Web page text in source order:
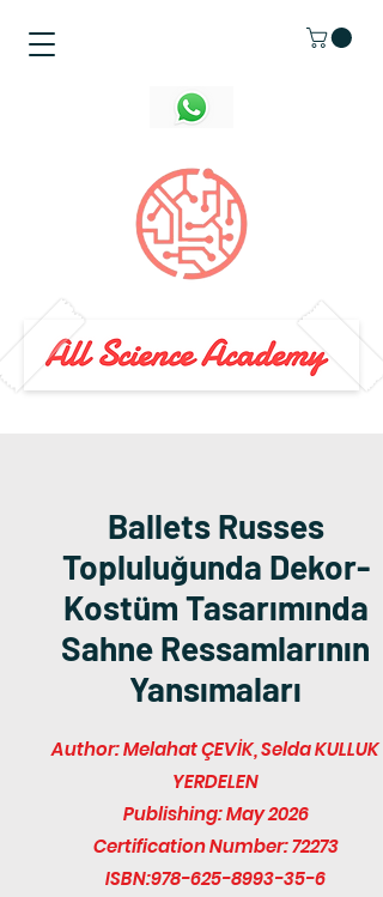
Ballets Russes
Topluluğunda Dekor-
Kostüm Tasarımında
Sahne Ressamlarının
Yansımaları
Author: Melahat ÇEVİK, Selda KULLUK
YERDELEN
Publishing: May 2026
Certification Number: 72273
ISBN:978-625-8993-35-6